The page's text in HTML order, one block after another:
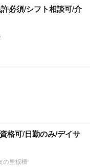
必須/シフト相談可/介
格可/日勤のみ/デイサ
の里板橋